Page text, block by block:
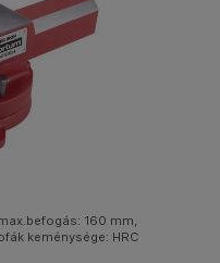
160 mm,
keménysége: HRC